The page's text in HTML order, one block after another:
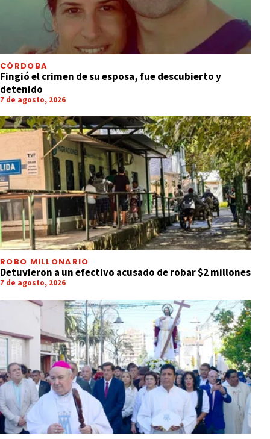
CÓRDOBA
Fingió el crimen de su esposa, fue descubierto y
detenido
7 de agosto, 2026
ROBO MILLONARIO
Detuvieron a un efectivo acusado de robar $2 millones
7 de agosto, 2026